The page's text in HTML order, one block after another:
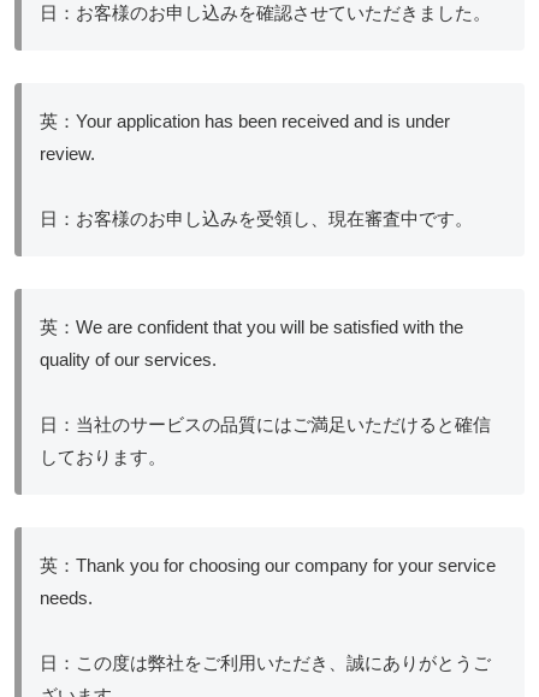
日：お客様のお申し込みを確認させていただきました。
英：Your application has been received and is under
review.
日：お客様のお申し込みを受領し、現在審査中です。
英：We are confident that you will be satisfied with the
quality of our services.
日：当社のサービスの品質にはご満足いただけると確信
しております。
英：Thank you for choosing our company for your service
needs.
日：この度は弊社をご利用いただき、誠にありがとうご